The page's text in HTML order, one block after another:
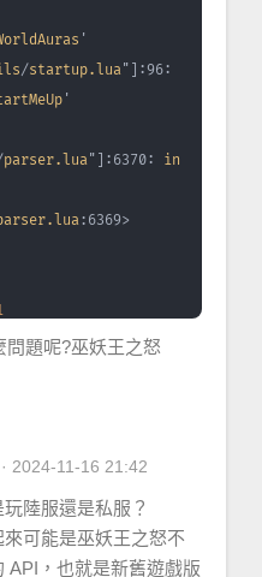
'
/startup.lua
'
parser.lua"]:6370: in
:6369>
nil
nil
nil
題呢?巫妖王之怒
· 2024-11-16 21:42
陸服還是私服？
可能是巫妖王之怒不
API，也就是新舊遊戲版